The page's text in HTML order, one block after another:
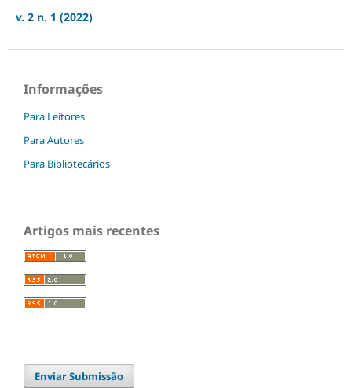
v. 2 n. 1 (2022)
Informações
Para Leitores
Para Autores
Para Bibliotecários
Artigos mais recentes
Enviar Submissão